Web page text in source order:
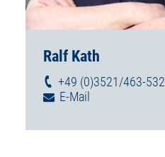
Ralf Kath
+49 (0)3521/463-532